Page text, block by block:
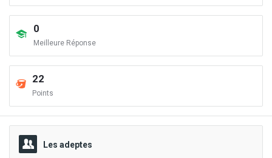
0
Meilleure Réponse
22
Points
Les adeptes